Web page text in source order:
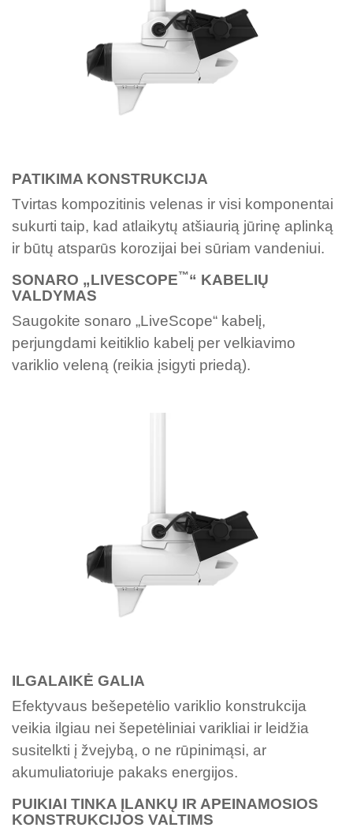
PATIKIMA KONSTRUKCIJA
Tvirtas kompozitinis velenas ir visi komponentai
sukurti taip, kad atlaikytų atšiaurią jūrinę aplinką
ir būtų atsparūs korozijai bei sūriam vandeniui.
SONARO „LIVESCOPE™“ KABELIŲ
VALDYMAS
Saugokite sonaro „LiveScope“ kabelį,
perjungdami keitiklio kabelį per velkiavimo
variklio veleną (reikia įsigyti priedą).
ILGALAIKĖ GALIA
Efektyvaus bešepetėlio variklio konstrukcija
veikia ilgiau nei šepetėliniai varikliai ir leidžia
susitelkti į žvejybą, o ne rūpinimąsi, ar
akumuliatoriuje pakaks energijos.
PUIKIAI TINKA ĮLANKŲ IR APEINAMOSIOS
KONSTRUKCIJOS VALTIMS